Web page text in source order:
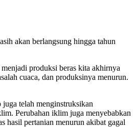
akan berlangsung hingga tahun
produksi beras kita akhirnya
cuaca, dan produksinya menurun.
telah menginstruksikan
Perubahan iklim juga menyebabkan
hasil pertanian menurun akibat gagal